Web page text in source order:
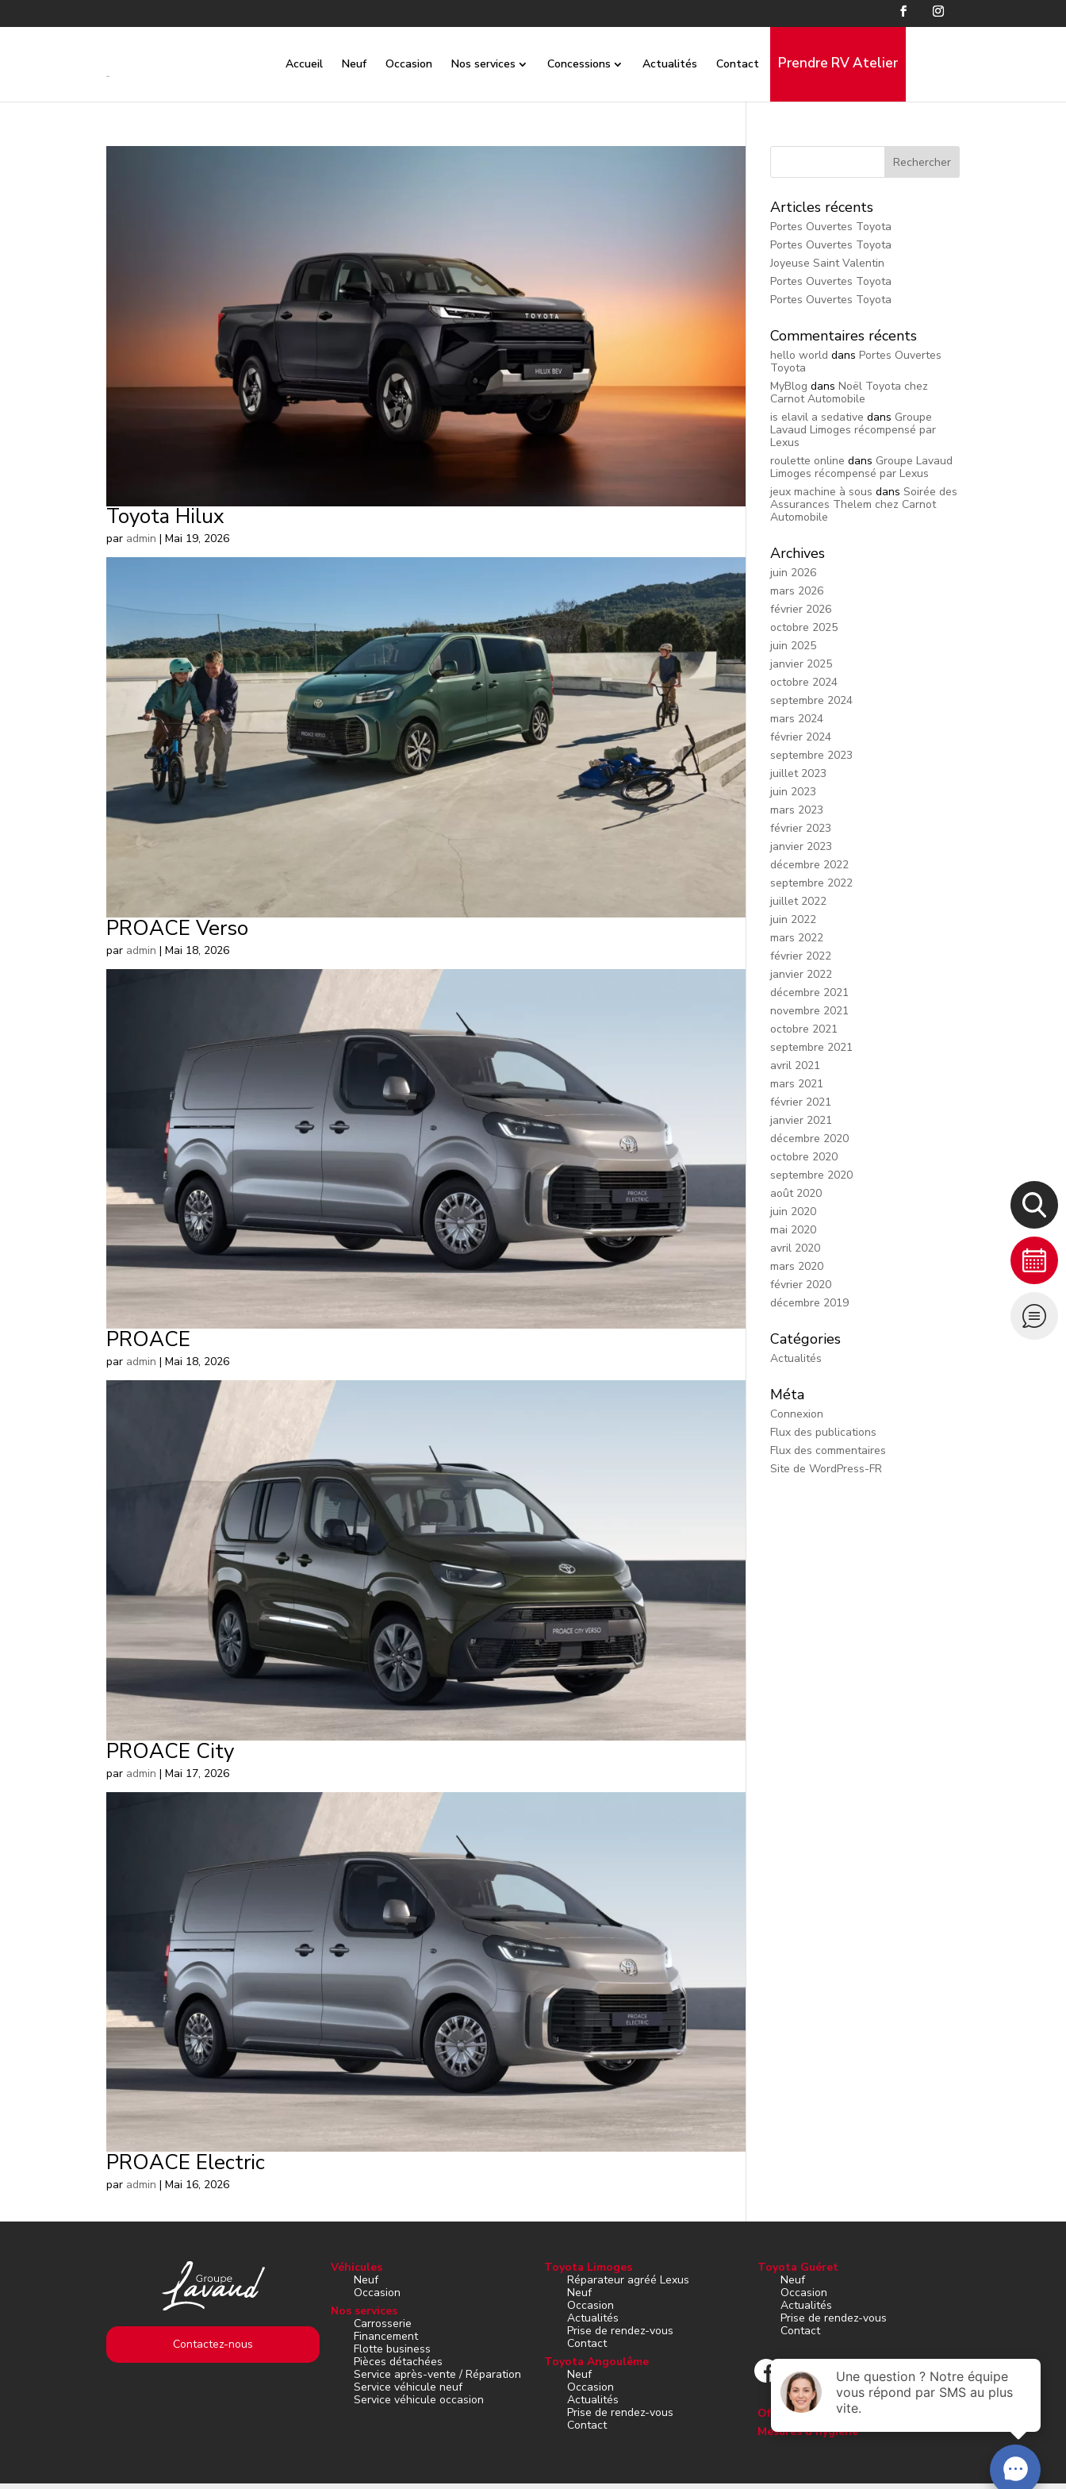
Accueil Neuf Occasion Nos services Concessions Actualités Contact Prendre RV Atelier
Toyota Hilux
par admin |Mai 19, 2026
PROACE Verso
par admin |Mai 18, 2026
PROACE
par admin |Mai 18, 2026
PROACE City
par admin |Mai 17, 2026
PROACE Electric
par admin |Mai 16, 2026
Articles récents
Portes Ouvertes Toyota
Portes Ouvertes Toyota
Joyeuse Saint Valentin
Portes Ouvertes Toyota
Portes Ouvertes Toyota
Commentaires récents
hello world dans Portes Ouvertes
Toyota
MyBlog dans Noël Toyota chez
Carnot Automobile
is elavil a sedative dans Groupe
Lavaud Limoges récompensé par
Lexus
roulette online dans Groupe Lavaud
Limoges récompensé par Lexus
jeux machine à sous dans Soirée des
Assurances Thelem chez Carnot
Automobile
Archives
juin 2026
mars 2026
février 2026
octobre 2025
juin 2025
janvier 2025
octobre 2024
septembre 2024
mars 2024
février 2024
septembre 2023
juillet 2023
juin 2023
mars 2023
février 2023
janvier 2023
décembre 2022
septembre 2022
juillet 2022
juin 2022
mars 2022
février 2022
janvier 2022
décembre 2021
novembre 2021
octobre 2021
septembre 2021
avril 2021
mars 2021
février 2021
janvier 2021
décembre 2020
octobre 2020
septembre 2020
août 2020
juin 2020
mai 2020
avril 2020
mars 2020
février 2020
décembre 2019
Catégories
Actualités
Méta
Connexion
Flux des publications
Flux des commentaires
Site de WordPress-FR
Contactez-nous
Véhicules
Neuf
Occasion
Nos services
Carrosserie
Financement
Flotte business
Pièces détachées
Service après-vente / Réparation
Service véhicule neuf
Service véhicule occasion
Toyota Limoges
Réparateur agréé Lexus
Neuf
Occasion
Actualités
Prise de rendez-vous
Contact
Toyota Angoulême
Neuf
Occasion
Actualités
Prise de rendez-vous
Contact
Toyota Guéret
Neuf
Occasion
Actualités
Prise de rendez-vous
Contact
Offres d’emploi
Mesures d’hygiène